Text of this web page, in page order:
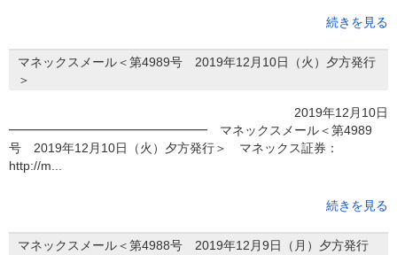
続きを見る
マネックスメール＜第4989号 2019年12月10日（火）夕方発行
＞
2019年12月10日
━━━━━━━━━━━━━━━━ マネックスメール＜第4989
号 2019年12月10日（火）夕方発行＞ マネックス証券：
http://m...
続きを見る
マネックスメール＜第4988号 2019年12月9日（月）夕方発行